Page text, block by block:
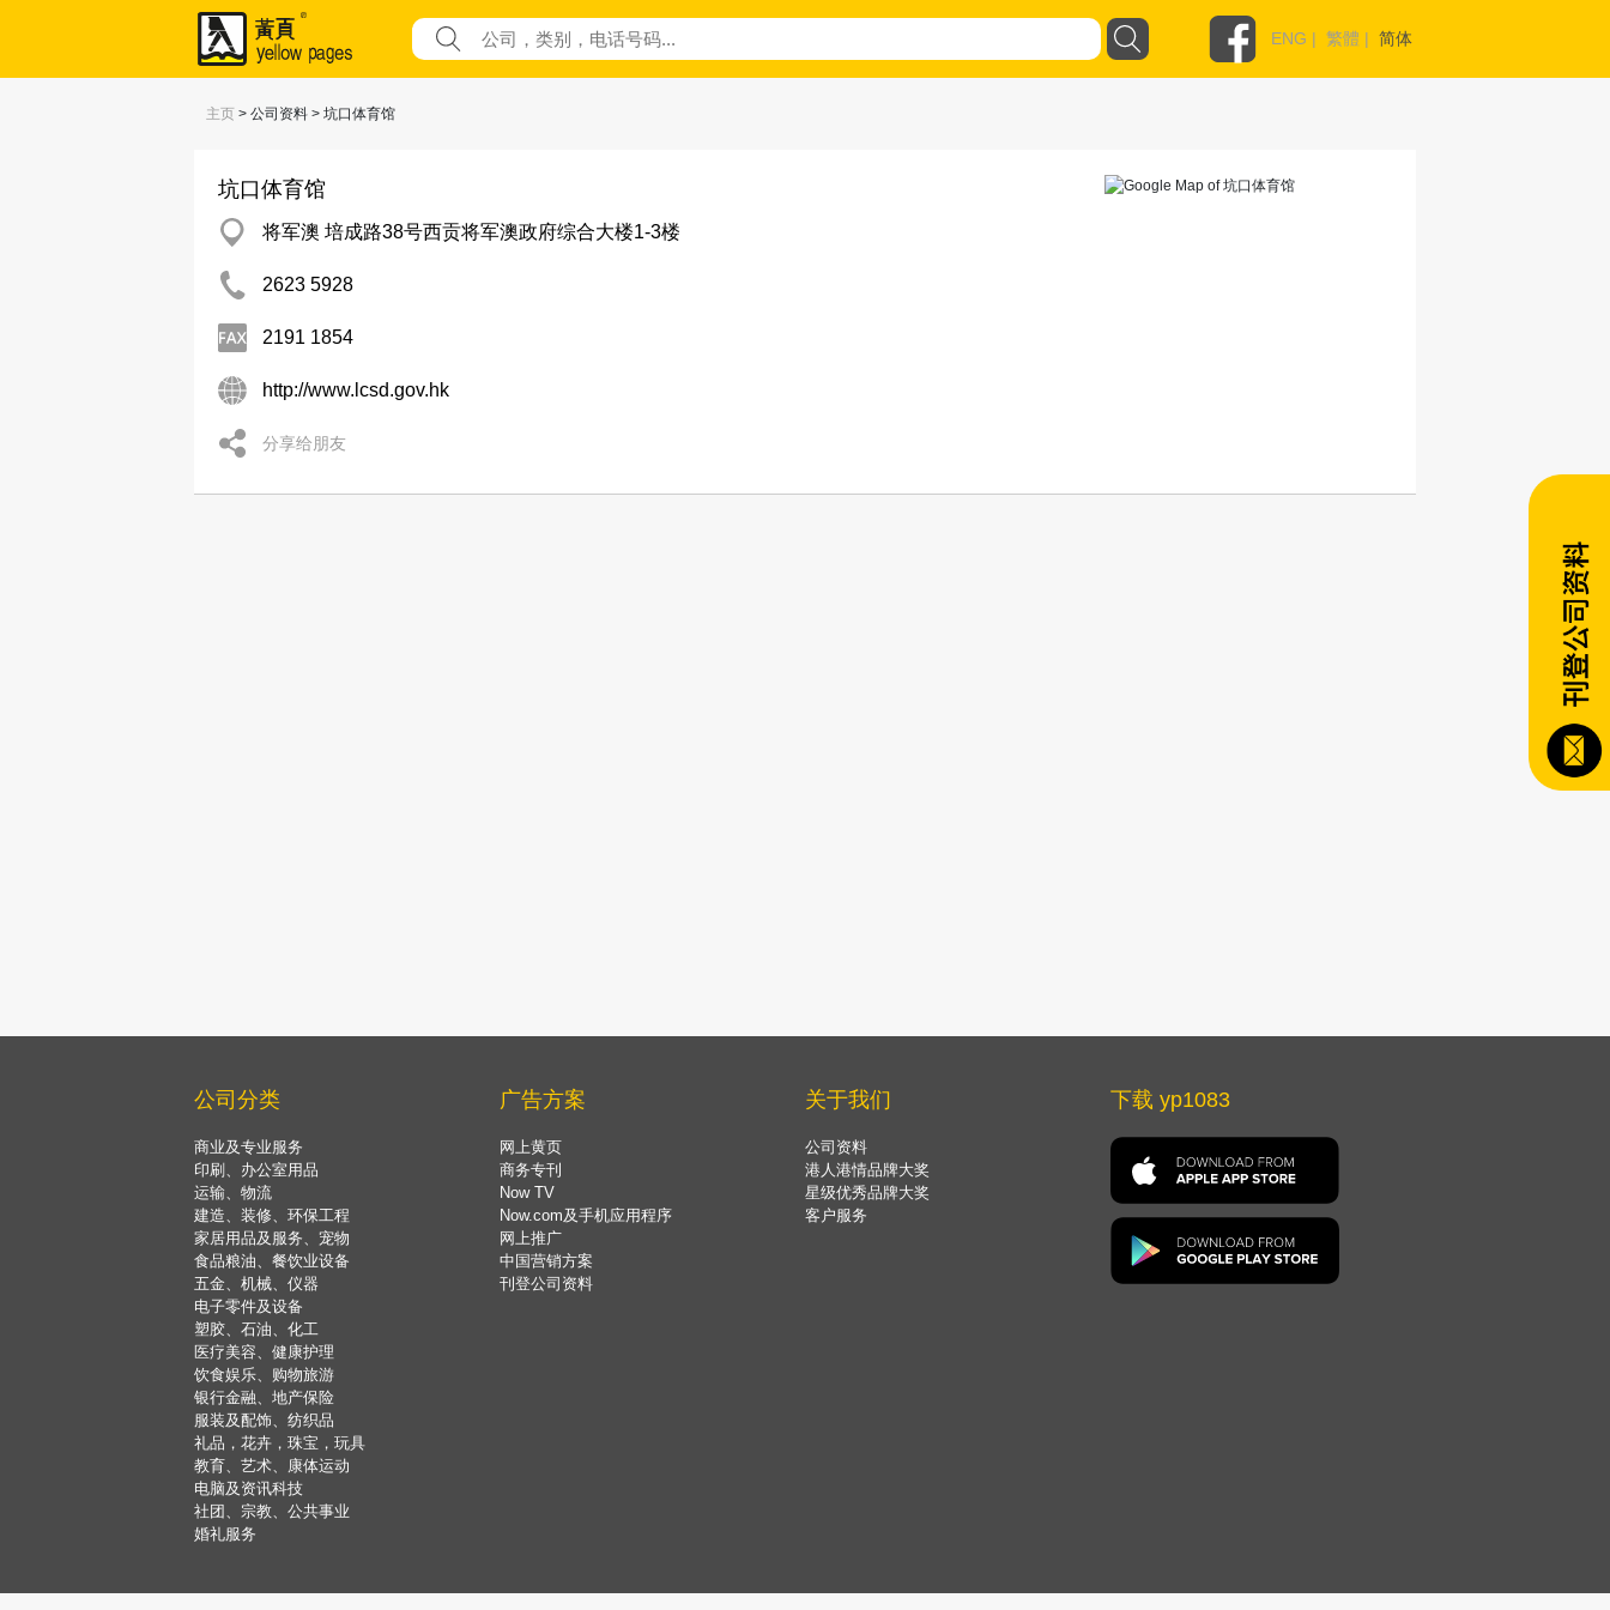
ENG | 繁體 | 简体
主页 > 公司资料 > 坑口体育馆
坑口体育馆
将军澳 培成路38号西贡将军澳政府综合大楼1-3楼
2623 5928
2191 1854
http://www.lcsd.gov.hk
分享给朋友
公司分类
商业及专业服务
印刷、办公室用品
运输、物流
建造、装修、环保工程
家居用品及服务、宠物
食品粮油、餐饮业设备
五金、机械、仪器
电子零件及设备
塑胶、石油、化工
医疗美容、健康护理
饮食娱乐、购物旅游
银行金融、地产保险
服装及配饰、纺织品
礼品，花卉，珠宝，玩具
教育、艺术、康体运动
电脑及资讯科技
社团、宗教、公共事业
婚礼服务
广告方案
网上黄页
商务专刊
Now TV
Now.com及手机应用程序
网上推广
中国营销方案
刊登公司资料
关于我们
公司资料
港人港情品牌大奖
星级优秀品牌大奖
客户服务
下载 yp1083